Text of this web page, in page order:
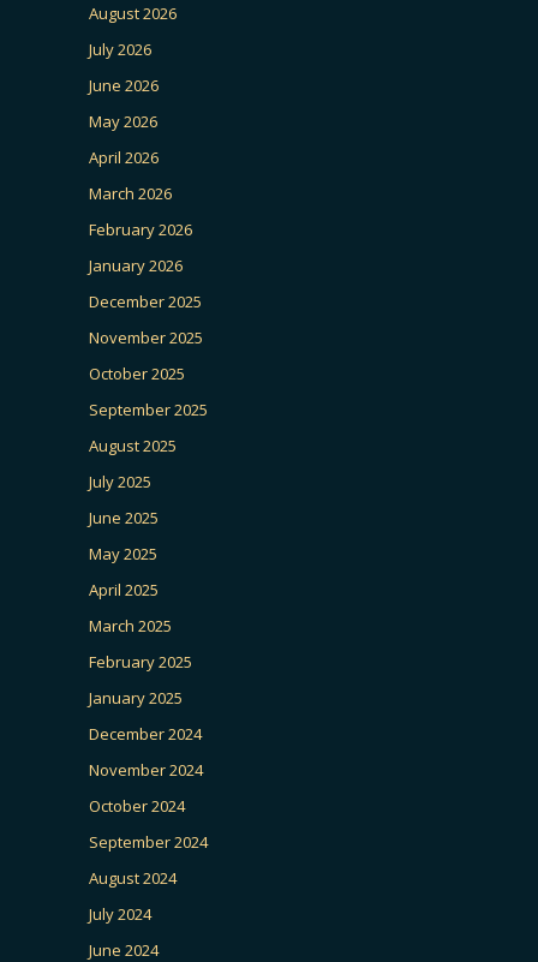
August 2026
July 2026
June 2026
May 2026
April 2026
March 2026
February 2026
January 2026
December 2025
November 2025
October 2025
September 2025
August 2025
July 2025
June 2025
May 2025
April 2025
March 2025
February 2025
January 2025
December 2024
November 2024
October 2024
September 2024
August 2024
July 2024
June 2024